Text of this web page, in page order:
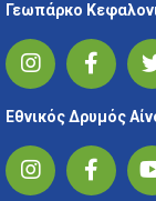
Γεωπάρκο
Εθνικός Δρυμός